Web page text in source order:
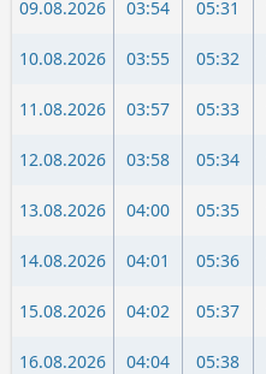
09.08.2026 03:54 05:31
10.08.2026 03:55 05:32
11.08.2026 03:57 05:33
12.08.2026 03:58 05:34
13.08.2026 04:00 05:35
14.08.2026 04:01 05:36
15.08.2026 04:02 05:37
16.08.2026 04:04 05:38